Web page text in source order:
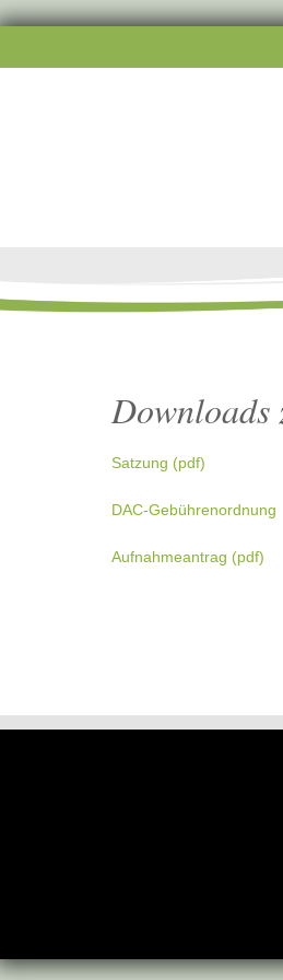
Downloads
Satzung (pdf)
DAC-Gebührenordnung
Aufnahmeantrag (pdf)